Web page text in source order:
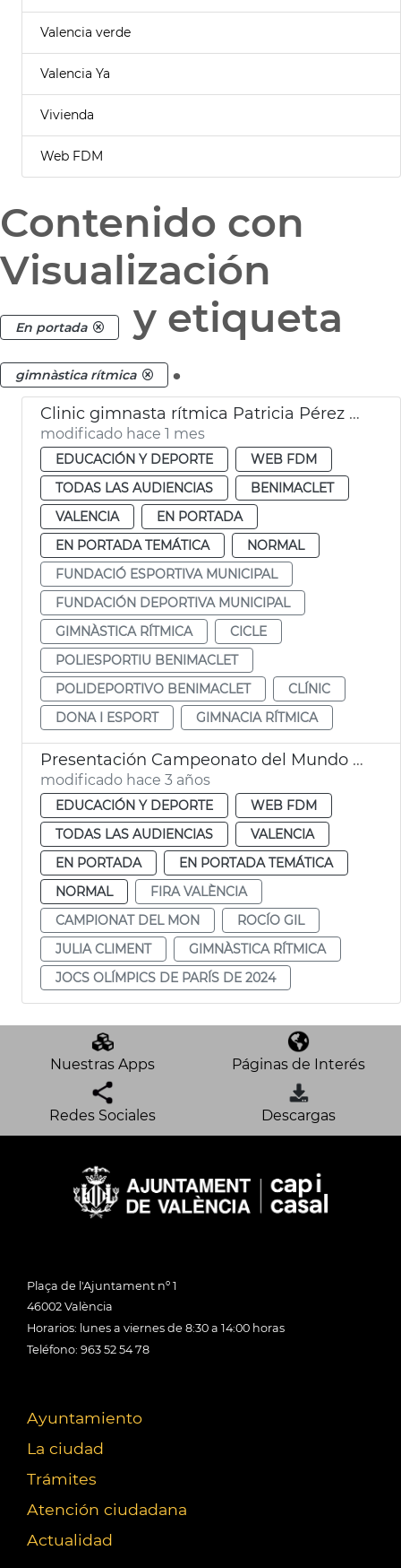
Valencia verde
Valencia Ya
Vivienda
Web FDM
Contenido con
Visualización
En portada y etiqueta
gimnàstica rítmica .
Clinic gimnasta rítmica Patricia Pérez Fos València
modificado hace 1 mes
EDUCACIÓN Y DEPORTE
WEB FDM
TODAS LAS AUDIENCIAS
BENIMACLET
VALENCIA
EN PORTADA
EN PORTADA TEMÁTICA
NORMAL
FUNDACIÓ ESPORTIVA MUNICIPAL
FUNDACIÓN DEPORTIVA MUNICIPAL
GIMNÀSTICA RÍTMICA
CICLE
POLIESPORTIU BENIMACLET
POLIDEPORTIVO BENIMACLET
CLÍNIC
DONA I ESPORT
GIMNACIA RÍTMICA
Presentación Campeonato del Mundo de Gimnasia Rítmica
modificado hace 3 años
EDUCACIÓN Y DEPORTE
WEB FDM
TODAS LAS AUDIENCIAS
VALENCIA
EN PORTADA
EN PORTADA TEMÁTICA
NORMAL
FIRA VALÈNCIA
CAMPIONAT DEL MON
ROCÍO GIL
JULIA CLIMENT
GIMNÀSTICA RÍTMICA
JOCS OLÍMPICS DE PARÍS DE 2024
Nuestras Apps Páginas de Interés
Redes Sociales Descargas
Plaça de l'Ajuntament nº 1
46002 València
Horarios: lunes a viernes de 8:30 a 14:00 horas
Teléfono: 963 52 54 78
Ayuntamiento
La ciudad
Trámites
Atención ciudadana
Actualidad